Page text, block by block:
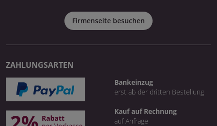
Firmenseite besuchen
ZAHLUNGSARTEN
Bankeinzug
erst ab der dritten Bestellung
Kauf auf Rechnung
auf Anfrage